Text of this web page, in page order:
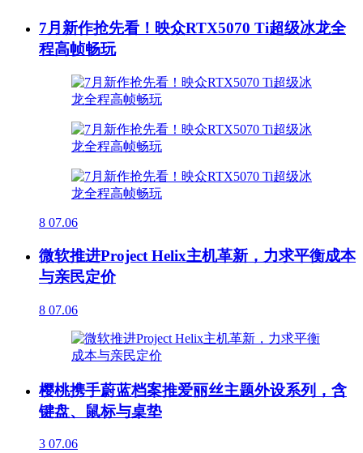
7月新作抢先看！映众RTX5070 Ti超级冰龙全
程高帧畅玩
8 07.06
微软推进Project Helix主机革新，力求平衡成本
与亲民定价
8 07.06
樱桃携手蔚蓝档案推爱丽丝主题外设系列，含
键盘、鼠标与桌垫
3 07.06